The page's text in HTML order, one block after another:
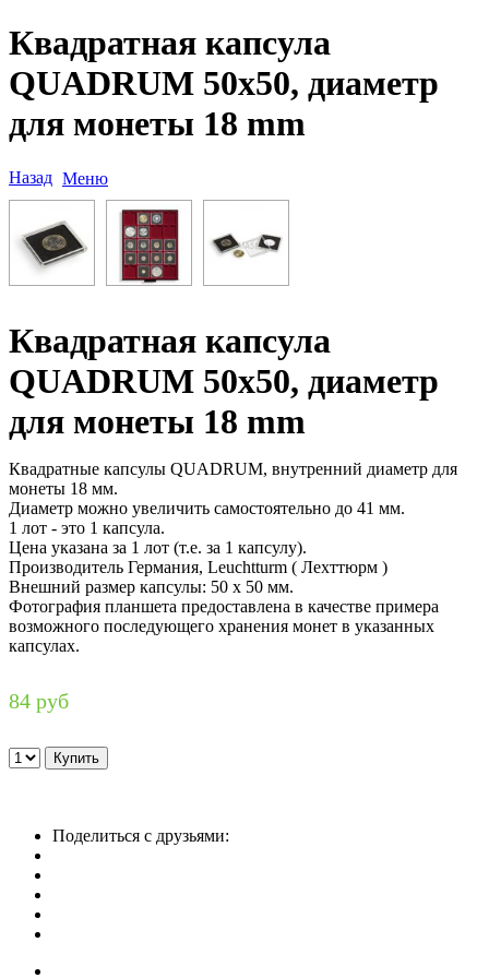
Квадратная капсула
QUADRUM 50х50, диаметр
для монеты 18 mm
Назад Меню
Квадратная капсула
QUADRUM 50х50, диаметр
для монеты 18 mm
Квадратные капсулы QUADRUM, внутренний диаметр для
монеты 18 мм.
Диаметр можно увеличить самостоятельно до 41 мм.
1 лот - это 1 капсула.
Цена указана за 1 лот (т.е. за 1 капсулу).
Производитель Германия, Leuchtturm ( Лехттюрм )
Внешний размер капсулы: 50 х 50 мм.
Фотография планшета предоставлена в качестве примера
возможного последующего хранения монет в указанных
капсулах.
84 руб
Поделиться с друзьями: